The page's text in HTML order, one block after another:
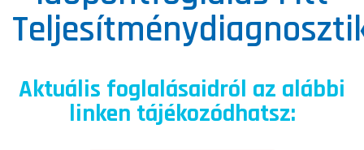
Aktuális foglalásaidról az alábbi
linken tájékozódhatsz: